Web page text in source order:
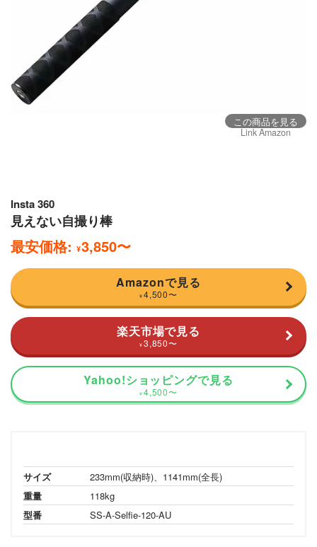
この商品を見る
Link Amazon
Insta 360
見えない自撮り棒
最安価格: ¥3,850〜
Amazonで見る
¥ 4,500〜
楽天市場で見る
¥ 3,850〜
Yahoo!ショッピングで見る
¥ 4,500〜
サイズ
233mm(収納時)、1141mm(全長)
重量
118kg
型番
SS-A-Selfie-120-AU